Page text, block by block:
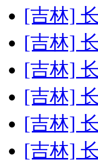
[吉林]
[吉林]
[吉林]
[吉林]
[吉林]
[吉林]